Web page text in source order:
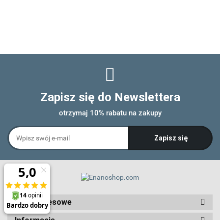
Zapisz się do Newslettera
otrzymaj 10% rabatu na zakupy
Dane adresowe